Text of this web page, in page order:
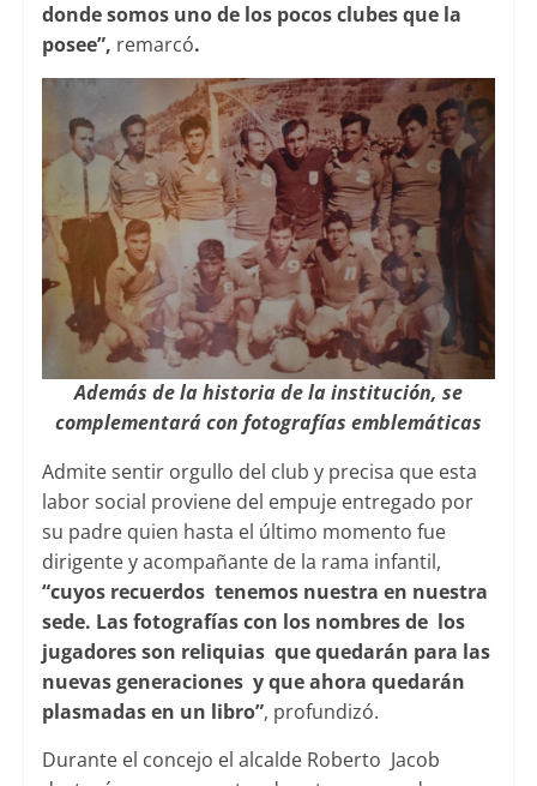
donde somos uno de los pocos clubes que la
posee”, remarcó.
Además de la historia de la institución, se
complementará con fotografías emblemáticas
Admite sentir orgullo del club y precisa que esta
labor social proviene del empuje entregado por
su padre quien hasta el último momento fue
dirigente y acompañante de la rama infantil,
“cuyos recuerdos tenemos nuestra en nuestra
sede. Las fotografías con los nombres de los
jugadores son reliquias que quedarán para las
nuevas generaciones y que ahora quedarán
plasmadas en un libro”, profundizó.
Durante el concejo el alcalde Roberto Jacob